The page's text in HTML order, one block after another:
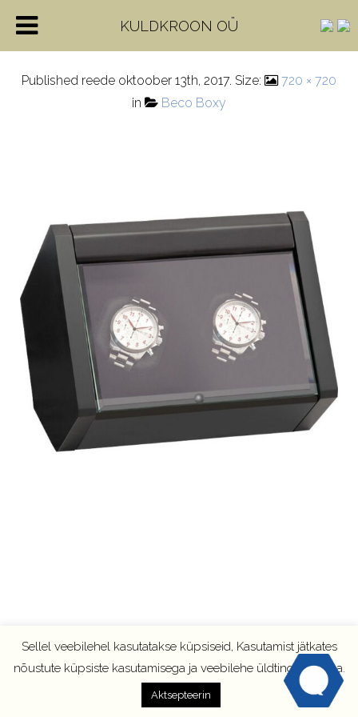
309286
Published reede oktoober 13th, 2017. Size:
720 × 720
in
Beco Boxy
Sellel veebilehel kasutatakse küpsiseid, Kasutamist jätkates
nõustute küpsiste kasutamisega ja veebilehe üldtingimustega.
Aktsepteerin
KULDKROON OÜ